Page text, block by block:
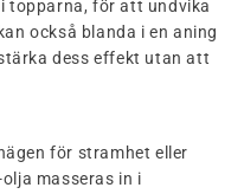
topparna, för att undvika
också blanda i en aning
dess effekt utan att
för stramhet eller
masseras in i